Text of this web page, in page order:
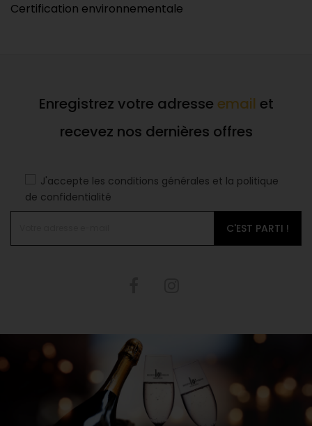
Certification environnementale
Enregistrez votre adresse email et
recevez nos dernières offres
J'accepte les conditions générales et la politique
de confidentialité
C'EST PARTI !